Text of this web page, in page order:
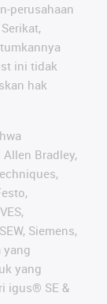
perusahaan
ini tidak
hak
Bradley,
Siemens,
yang
yang
igus® SE &